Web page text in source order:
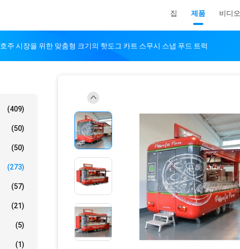
집 제품 비디오
호주 시장을 위한 맞춤형 크기의 핫도그 카트 스무시 스냅 푸드 트럭
(409)
(50)
(50)
(273)
(57)
(21)
(5)
(1)